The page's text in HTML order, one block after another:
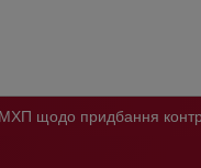
щодо придбання